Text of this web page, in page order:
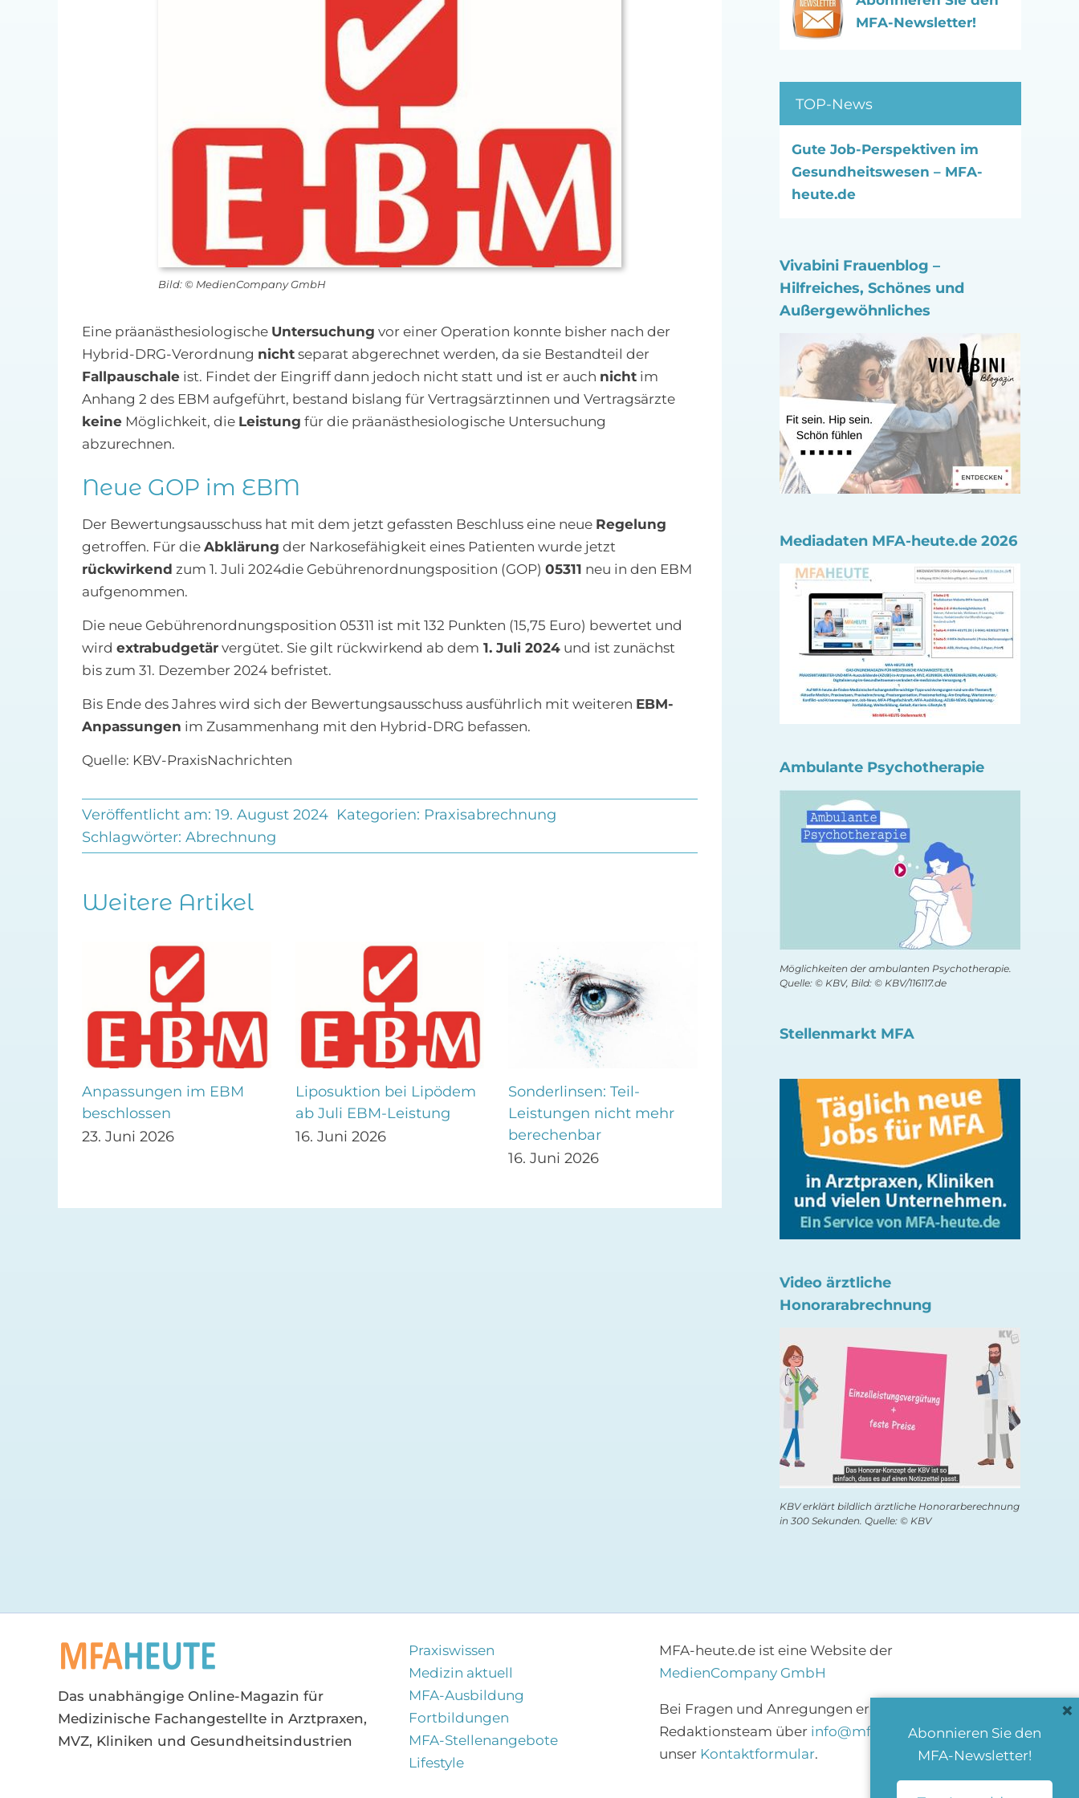
Bild: © MedienCompany GmbH
Eine präanästhesiologische Untersuchung vor einer Operation konnte bisher nach der
Hybrid-DRG-Verordnung nichtseparat abgerechnet werden, da sie Bestandteil der
Fallpauschaleist. Findet der Eingriff dann jedoch nicht statt und ist er auch nichtim
Anhang 2 des EBM aufgeführt, bestand bislang für Vertragsärztinnen und Vertragsärzte
keineMöglichkeit, die Leistung für die präanästhesiologische Untersuchung
abzurechnen.
Neue GOP im EBM
Der Bewertungsausschuss hat mit dem jetzt gefassten Beschluss eine neue Regelung
getroffen. Für die Abklärung der Narkosefähigkeit eines Patienten wurde jetzt
rückwirkend zum 1. Juli 2024die Gebührenordnungsposition (GOP) 05311 neu in den EBM
aufgenommen.
Die neue Gebührenordnungsposition 05311 ist mit 132 Punkten (15,75 Euro) bewertet und
wird extrabudgetärvergütet. Sie gilt rückwirkend ab dem 1. Juli 2024und ist zunächst
bis zum 31. Dezember 2024 befristet.
Bis Ende des Jahres wird sich der Bewertungsausschuss ausführlich mit weiteren EBM-
Anpassungen im Zusammenhang mit den Hybrid-DRG befassen.
Quelle: KBV-PraxisNachrichten
Veröffentlicht am: 19. August 2024 Kategorien: Praxisabrechnung
Schlagwörter: Abrechnung
Weitere Artikel
Anpassungen im EBM
beschlossen
23. Juni 2026
Liposuktion bei Lipödem
ab Juli EBM-Leistung
16. Juni 2026
Sonderlinsen: Teil-
Leistungen nicht mehr
berechenbar
16. Juni 2026
Gericht: Absenkung der
Psychotherapie-
Vergütung ausgesetzt
13. Juli 2026
Für DiGA Axia neue
Leistungen im EBM
aufgenommen
7. Juli 2026
MFA-Newsletter!
TOP-News
Gute Job-Perspektiven im
Gesundheitswesen – MFA-
heute.de
Vivabini Frauenblog –
Hilfreiches, Schönes und
Außergewöhnliches
Mediadaten MFA-heute.de 2026
Ambulante Psychotherapie
Möglichkeiten der ambulanten Psychotherapie.
Quelle: © KBV, Bild: © KBV/116117.de
Stellenmarkt MFA
Video ärztliche
Honorarabrechnung
KBV erklärt bildlich ärztliche Honorarberechnung
in 300 Sekunden. Quelle: © KBV
Das unabhängige Online-Magazin für
Medizinische Fachangestellte in Arztpraxen,
MVZ, Kliniken und Gesundheitsindustrien
Praxiswissen
Medizin aktuell
MFA-Ausbildung
Fortbildungen
MFA-Stellenangebote
Lifestyle
MFA-heute.de ist eine Website der
MedienCompany GmbH
Bei Fragen und Anregungen erreichen Sie das
Redaktionsteam über info@mfa-heute.debzw.
unser Kontaktformular.
Abonnieren Sie den
MFA-Newsletter!
×